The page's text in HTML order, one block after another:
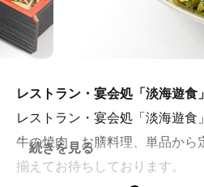
レストラン・宴会処「淡海遊食」
レストラン・宴会処「淡海遊食
牛の焼肉、お膳料理、単品から
揃えてお待ちしております。
続きを見る